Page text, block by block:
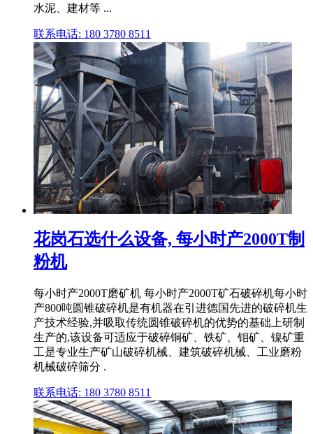
水泥、建材等 ...
联系电话: 180 3780 8511
花岗石选什么设备, 每小时产2000T制
粉机
每小时产2000T磨矿机 每小时产2000T矿石破碎机每小时
产800吨圆锥破碎机是有机器在引进德国先进的破碎机生
产技术经验,并吸取传统圆锥破碎机的优势的基础上研制
生产的,该设备可适应于破碎铜矿、铁矿、钼矿、镍矿重
工是专业生产矿山破碎机械、建筑破碎机械、工业磨粉
机械破碎筛分 .
联系电话: 180 3780 8511